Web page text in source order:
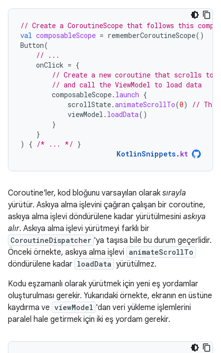
// Create a CoroutineScope that follows this
val composableScope = rememberCoroutineScope()
Button(
// ...
onClick = {
// Create a new coroutine that scrolls
// and call the ViewModel to load data
composableScope. launch {
scrollState.animateScrollTo(0)
// This
viewModel . loadData()
}
}
)
{ /* ... */ }
KotlinSnippets. kt
Coroutine'ler, kod bloğunu varsayılan olarak sırayla
yürütür. Askıya alma işlevini çağıran çalışan bir coroutine,
askıya alma işlevi döndürülene kadar yürütülmesini askıya
alır. Askıya alma işlevi yürütmeyi farklı bir
CoroutineDispatcher 'ya taşısa bile bu durum geçerlidir.
Önceki örnekte, askıya alma işlevi animateScrollTo
döndürülene kadar loadData yürütülmez.
Kodu eşzamanlı olarak yürütmek için yeni eş yordamlar
oluşturulması gerekir. Yukarıdaki örnekte, ekranın en üstüne
kaydırma ve viewModel 'dan veri yükleme işlemlerini
paralel hale getirmek için iki eş yordam gerekir.